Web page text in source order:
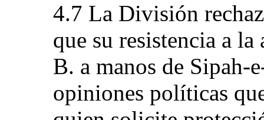
4.7 La División
que su resistencia a
B. a manos de Sipah-
opiniones políticas